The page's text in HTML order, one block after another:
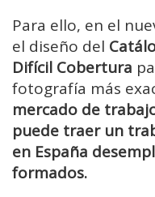
Para ello, en el
el diseño del
Difícil Cobertura
fotografía más
mercado de
puede traer un
en España
formados.